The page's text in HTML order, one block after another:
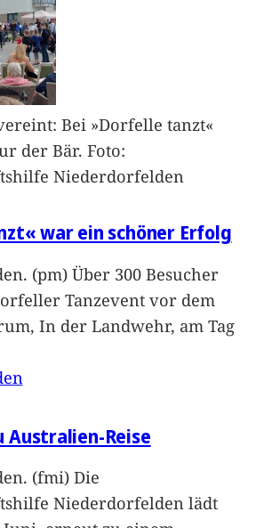
Bei »Dorfelle tanzt«
der Bär. Foto:
Niederdorfelden
war ein schöner Erfolg
(pm) Über 300 Besucher
Tanzevent vor dem
In der Landwehr, am Tag
Australien-Reise
(fmi) Die
Niederdorfelden lädt